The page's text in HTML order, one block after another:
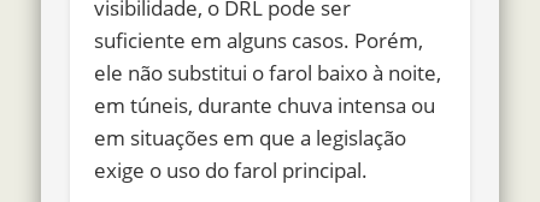
visibilidade, o DRL pode ser
suficiente em alguns casos. Porém,
ele não substitui o farol baixo à noite,
em túneis, durante chuva intensa ou
em situações em que a legislação
exige o uso do farol principal.